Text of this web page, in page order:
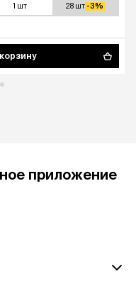
в соусе, 85 гр.
1 шт 28 шт -3%
приложение